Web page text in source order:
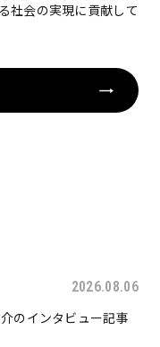
社会の実現に貢献して
2026.08.06
のインタビュー記事